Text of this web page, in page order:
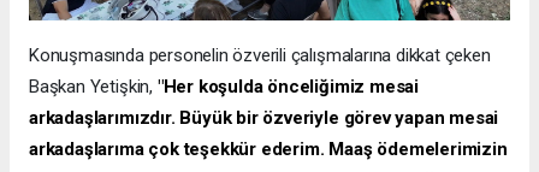
Konuşmasında personelin özverili çalışmalarına dikkat çeken
Başkan Yetişkin, "Her koşulda önceliğimiz mesai
arkadaşlarımızdır. Büyük bir özveriyle görev yapan mesai
arkadaşlarıma çok teşekkür ederim. Maaş ödemelerimizin